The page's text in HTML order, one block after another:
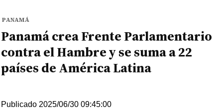
PANAMÁ
Panamá crea Frente Parlamentario
contra el Hambre y se suma a 22
países de América Latina
Publicado 2025/06/30 09:45:00